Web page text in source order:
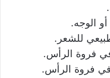
الوجه.
للشعر.
فروة الرأس.
فروة الرأس.